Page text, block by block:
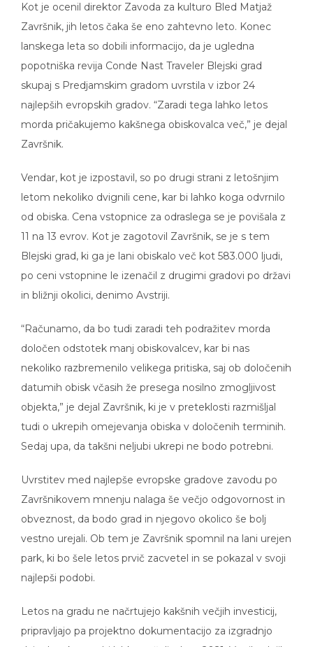
Kot je ocenil direktor Zavoda za kulturo Bled Matjaž
Završnik, jih letos čaka še eno zahtevno leto. Konec
lanskega leta so dobili informacijo, da je ugledna
popotniška revija Conde Nast Traveler Blejski grad
skupaj s Predjamskim gradom uvrstila v izbor 24
najlepših evropskih gradov. “Zaradi tega lahko letos
morda pričakujemo kakšnega obiskovalca več,” je dejal
Završnik.
Vendar, kot je izpostavil, so po drugi strani z letošnjim
letom nekoliko dvignili cene, kar bi lahko koga odvrnilo
od obiska. Cena vstopnice za odraslega se je povišala z
11 na 13 evrov. Kot je zagotovil Završnik, se je s tem
Blejski grad, ki ga je lani obiskalo več kot 583.000 ljudi,
po ceni vstopnine le izenačil z drugimi gradovi po državi
in bližnji okolici, denimo Avstriji.
“Računamo, da bo tudi zaradi teh podražitev morda
določen odstotek manj obiskovalcev, kar bi nas
nekoliko razbremenilo velikega pritiska, saj ob določenih
datumih obisk včasih že presega nosilno zmogljivost
objekta,” je dejal Završnik, ki je v preteklosti razmišljal
tudi o ukrepih omejevanja obiska v določenih terminih.
Sedaj upa, da takšni neljubi ukrepi ne bodo potrebni.
Uvrstitev med najlepše evropske gradove zavodu po
Završnikovem mnenju nalaga še večjo odgovornost in
obveznost, da bodo grad in njegovo okolico še bolj
vestno urejali. Ob tem je Završnik spomnil na lani urejen
park, ki bo šele letos prvič zacvetel in se pokazal v svoji
najlepši podobi.
Letos na gradu ne načrtujejo kakšnih večjih investicij,
pripravljajo pa projektno dokumentacijo za izgradnjo